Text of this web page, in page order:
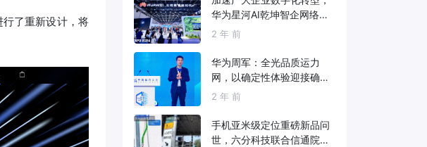
了重新设计，将
华为星河AI乾坤智企网络解
决方案亮相2024中国国际信
2 年 前
华为周军：全光品质运力
网，以确定性体验迎接确定
性的智能时代
2 年 前
手机亚米级定位重磅新品问
世，六分科技联合信通院发